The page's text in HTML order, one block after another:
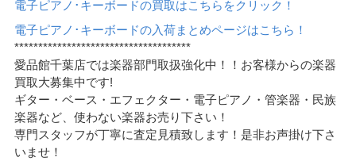
電子ピアノ･キーボードの買取はこちらをクリック！
電子ピアノ･キーボードの入荷まとめページはこちら！
*************************************
愛品館千葉店では楽器部門取扱強化中！！お客様からの楽器
買取大募集中です!
ギター・ベース・エフェクター・電子ピアノ・管楽器・民族
楽器など、使わない楽器お売り下さい！
専門スタッフが丁寧に査定見積致します！是非お声掛け下さ
いませ！